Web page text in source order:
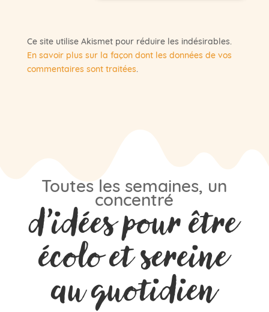
Ce site utilise Akismet pour réduire les indésirables.
En savoir plus sur la façon dont les données de vos
commentaires sont traitées.
Toutes les semaines, un
concentré
d’idées pour être
écolo et sereine
au quotidien